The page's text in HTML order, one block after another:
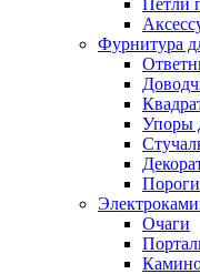
Петли
Фурнитура
Упоры
Пороги
Очаги